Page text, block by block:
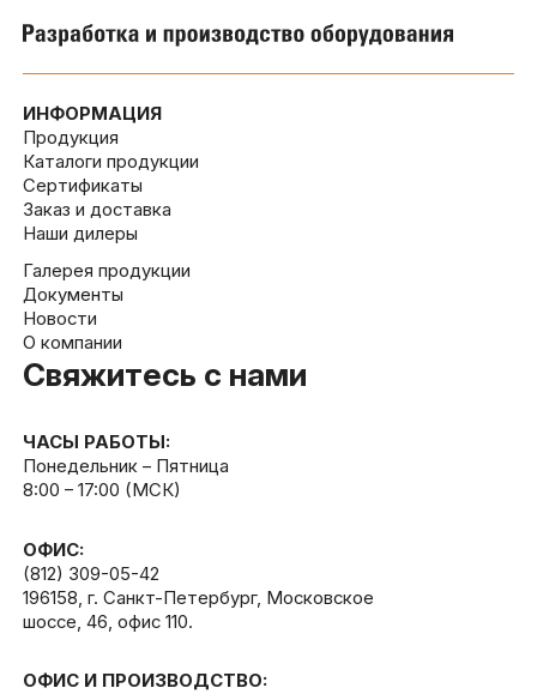
ИНФОРМАЦИЯ
Продукция
Каталоги продукции
Сертификаты
Заказ и доставка
Наши дилеры
Галерея продукции
Документы
Новости
О компании
Свяжитесь с нами
ЧАСЫ РАБОТЫ:
Понедельник – Пятница
8:00 – 17:00 (МСК)
ОФИС:
(812) 309-05-42
196158, г. Санкт-Петербург, Московское
шоссе, 46, офис 110.
ОФИС И ПРОИЗВОДСТВО: